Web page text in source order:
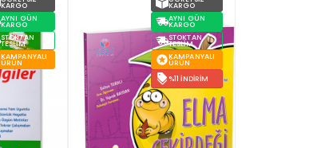
KARGO
AYNI GÜN
KARGO
STOKTAN
TESLIM
KAMPANYALI
ÜRÜN
KARGO
AYNI GÜN
KARGO
STOKTAN
TESLIM
KAMPANYALI
ÜRÜN
%11 İNDIRIM